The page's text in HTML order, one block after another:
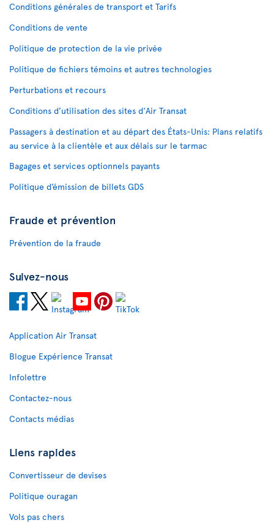
Conditions générales de transport et Tarifs
Conditions de vente
Politique de protection de la vie privée
Politique de fichiers témoins et autres technologies
Perturbations et recours
Conditions d’utilisation des sites d'Air Transat
Passagers à destination et au départ des États-Unis: Plans relatifs
au service à la clientèle et aux délais sur le tarmac
Bagages et services optionnels payants
Politique d’émission de billets GDS
Fraude et prévention
Prévention de la fraude
Suivez-nous
Application Air Transat
Blogue Expérience Transat
Infolettre
Contactez-nous
Contacts médias
Liens rapides
Convertisseur de devises
Politique ouragan
Vols pas chers